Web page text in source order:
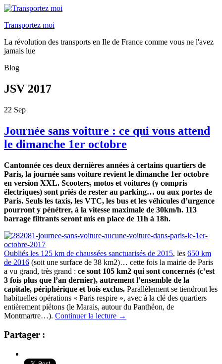
Transportez moi
La révolution des transports en Ile de France comme vous ne l'avez
jamais lue
Blog
JSV 2017
22 Sep
Journée sans voiture : ce qui vous attend
le dimanche 1er octobre
Cantonnée ces deux dernières années à certains quartiers de
Paris, la journée sans voiture revient le dimanche 1er octobre
en version XXL. Scooters, motos et voitures (y compris
électriques) sont priés de rester au parking… ou aux portes de
Paris. Seuls les taxis, les VTC, les bus et les véhicules d’urgence
pourront y pénétrer, à la vitesse maximale de 30km/h. 113
barrage filtrants seront mis en place de 11h à 18h.
Oubliés les 125 km de chaussées sanctuarisés de 2015, les 650 km
de 2016 (soit une surface de 38 km2)… cette fois la mairie de Paris
a vu grand, très grand : ce sont 105 km2 qui sont concernés (c’est
3 fois plus que l’an dernier), autrement l’ensemble de la
capitale, périphérique et bois exclus. Parallèlement se tiendront les
habituelles opérations « Paris respire », avec à la clé des quartiers
entièrement piétons (le Marais, autour du Panthéon, de
Montmartre…). Continuer la lecture →
Partager :